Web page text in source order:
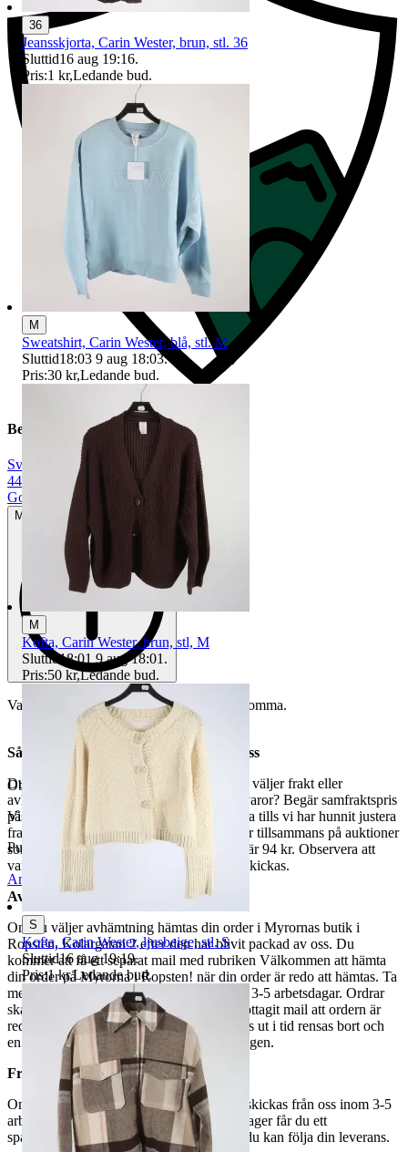
Beskrivning
Svart
44
Gott använt skick
Mindre tecken på användning
Varan är begagnad och defekter kan förekomma.
Så här går det till när du handlar hos oss
Du betalar din order direkt på Tradera och väljer frakt eller
avhämtning. Vill du att vi samfraktar fler varor? Begär samfraktspris
på din Traderasida och vänta med att betala tills vi har hunnit justera
fraktpriset. Vi samfraktar upp till fyra varor tillsammans på auktioner
som avslutas samma dag. Samfraktspriset är 94 kr. Observera att
varor märkta endast avhämtning inte kan skickas.
Avhämtning
Om du väljer avhämtning hämtas din order i Myrornas butik i
Ropsten, Kolargatan 2 efter den har blivit packad av oss. Du
kommer att få ett separat mail med rubriken Välkommen att hämta
din order på Myrorna i Ropsten! när din order är redo att hämtas. Ta
med legitimation. Hanteringstiden är cirka 3-5 arbetsdagar. Ordrar
ska hämtas senast 7 dagar efter att man mottagit mail att ordern är
redo för avhämtning. Ordrar som ej hämtas ut i tid rensas bort och
en avgift på 84 kr dras av från återbetalningen.
Frakt
Om du har valt frakt kommer din vara att skickas från oss inom 3-5
arbetsdagar. När din vara har lämnat vårt lager får du ett
spårningsnummer av DSV inom kort där du kan följa din leverans.
Objektnr
731 750 478
Visningar
128
Publicerad
15 maj 19:08
Anmäl Sälj liknande
36
Jeansskjorta, Carin Wester, brun, stl. 36
Sluttid16 aug 19:16.
Pris:1 kr,Ledande bud.
M
Sweatshirt, Carin Wester, blå, stl. M
Sluttid18:03 9 aug 18:03.
Pris:30 kr,Ledande bud.
M
Kofta, Carin Wester, brun, stl, M
Sluttid18:01 9 aug 18:01 .
Pris:50 kr,Ledande bud.
S
Kofta, Carin Wester, ljusbeige, stl. S
Sluttid16 aug 19:19.
Pris:1 kr,Ledande bud.